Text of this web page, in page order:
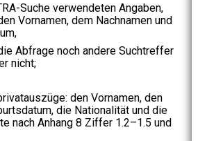
Suche verwendeten Angaben,
Vornamen, dem Nachnamen und
Abfrage noch andere Suchtreffer
nicht;
den Vornamen, den
die Nationalität und die
nach Anhang 8 Ziffer 1.2–1.5 und